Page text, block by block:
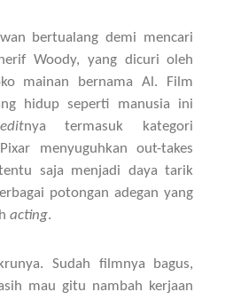
bertualang demi mencari
Woody, yang dicuri oleh
mainan bernama Al. Film
hidup seperti manusia ini
nya termasuk kategori
Pixar menyuguhkan out-takes
saja menjadi daya tarik
potongan adegan yang
acting.
Sudah filmnya bagus,
mau gitu nambah kerjaan